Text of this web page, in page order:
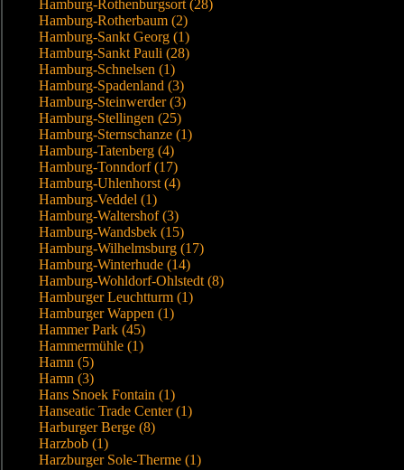
Hamburg-Rothenburgsort (28)
Hamburg-Rotherbaum (2)
Hamburg-Sankt Georg (1)
Hamburg-Sankt Pauli (28)
Hamburg-Schnelsen (1)
Hamburg-Spadenland (3)
Hamburg-Steinwerder (3)
Hamburg-Stellingen (25)
Hamburg-Sternschanze (1)
Hamburg-Tatenberg (4)
Hamburg-Tonndorf (17)
Hamburg-Uhlenhorst (4)
Hamburg-Veddel (1)
Hamburg-Waltershof (3)
Hamburg-Wandsbek (15)
Hamburg-Wilhelmsburg (17)
Hamburg-Winterhude (14)
Hamburg-Wohldorf-Ohlstedt (8)
Hamburger Leuchtturm (1)
Hamburger Wappen (1)
Hammer Park (45)
Hammermühle (1)
Hamn (5)
Hamn (3)
Hans Snoek Fontain (1)
Hanseatic Trade Center (1)
Harburger Berge (8)
Harzbob (1)
Harzburger Sole-Therme (1)